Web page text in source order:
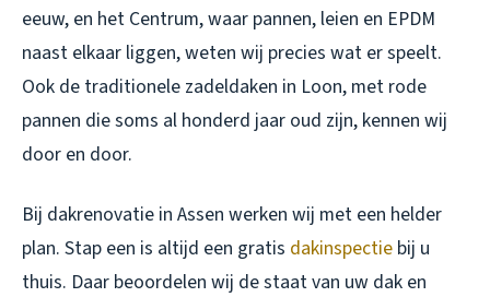
eeuw, en het Centrum, waar pannen, leien en EPDM
naast elkaar liggen, weten wij precies wat er speelt.
Ook de traditionele zadeldaken in Loon, met rode
pannen die soms al honderd jaar oud zijn, kennen wij
door en door.
Bij dakrenovatie in Assen werken wij met een helder
plan. Stap een is altijd een gratis dakinspectie bij u
thuis. Daar beoordelen wij de staat van uw dak en